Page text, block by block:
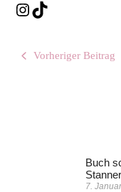
Vorheriger Beitrag
Buch
Stanner
7.